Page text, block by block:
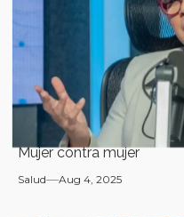
Mujer contra mujer
Salud Aug 4, 2025